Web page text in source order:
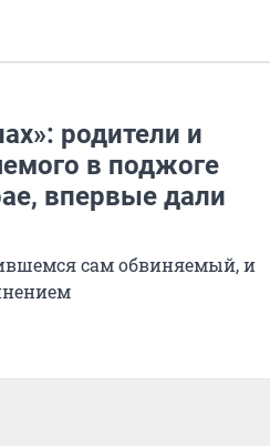
родители и
в поджоге
впервые дали
сам обвиняемый, и